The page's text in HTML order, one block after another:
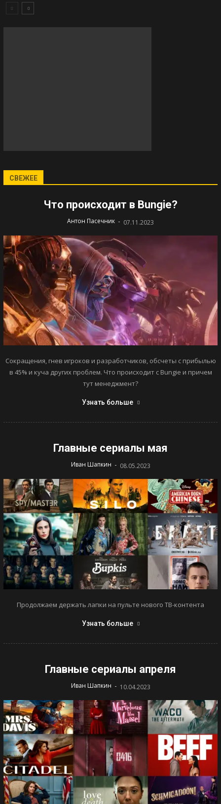
СВЕЖЕЕ
Что происходит в Bungie?
Антон Пасечник - 07.11.2023
Сокращения, гнев игроков и разработчиков, обсчеты с прибылью
в 45% и куча других проблем. Что происходит с Bungie и причем
тут менеджмент?
Узнать больше
Главные сериалы мая
Иван Шапкин - 08.05.2023
Продолжаем держать лапки на пульте нового ТВ-контента
Узнать больше
Главные сериалы апреля
Иван Шапкин - 10.04.2023